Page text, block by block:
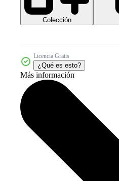
Colección
Licencia Gratis
¿Qué es esto?
Más información